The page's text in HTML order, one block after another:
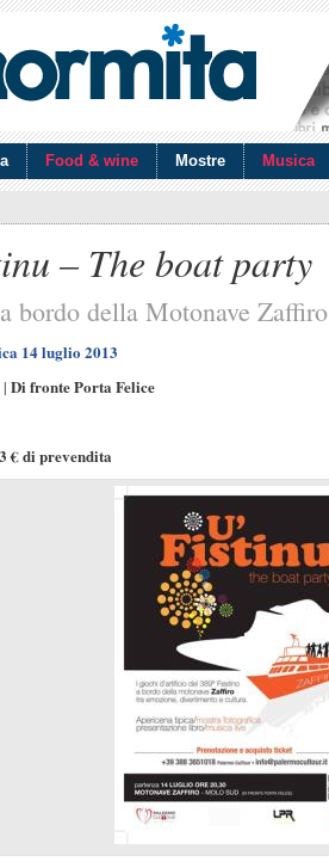
Food & wine Mostre Musica
– The boat party
bordo della Motonave Zaffiro
14 luglio 2013
| Di fronte Porta Felice
€ di prevendita